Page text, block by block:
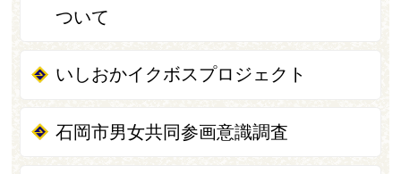
ついて
いしおかイクボスプロジェクト
石岡市男女共同参画意識調査